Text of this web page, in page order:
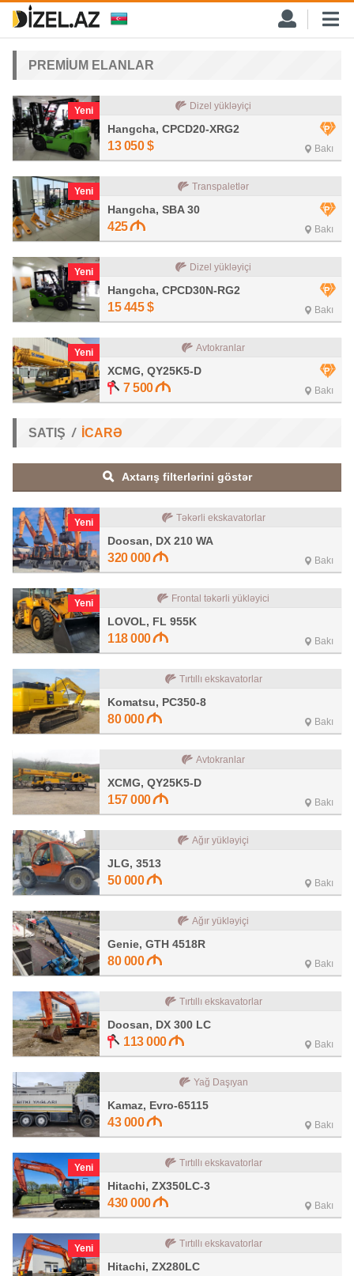
PREMİUM ELANLAR
Yeni Dizel yükləyiçi
Hangcha, CPCD20-XRG2
13 050 $ Bakı
Yeni Transpaletlər
Hangcha, SBA 30
425 Bakı
Yeni Dizel yükləyiçi
Hangcha, CPCD30N-RG2
15 445 $ Bakı
Yeni Avtokranlar
XCMG, QY25K5-D
7 500 Bakı
SATIŞ İCARƏ
Axtarış filterlərini göstər
Yeni Təkərli ekskavatorlar
Doosan, DX 210 WA
320 000 Bakı
Yeni Frontal təkərli yükləyici
LOVOL, FL 955K
118 000 Bakı
Tırtıllı ekskavatorlar
Komatsu, PC350-8
80 000 Bakı
Avtokranlar
XCMG, QY25K5-D
157 000 Bakı
Ağır yükləyiçi
JLG, 3513
50 000 Bakı
Ağır yükləyiçi
Genie, GTH 4518R
80 000 Bakı
Tırtıllı ekskavatorlar
Doosan, DX 300 LC
113 000 Bakı
Yağ Daşıyan
Kamaz, Evro-65115
43 000 Bakı
Yeni Tırtıllı ekskavatorlar
Hitachi, ZX350LC-3
430 000 Bakı
Yeni Tırtıllı ekskavatorlar
Hitachi, ZX280LC